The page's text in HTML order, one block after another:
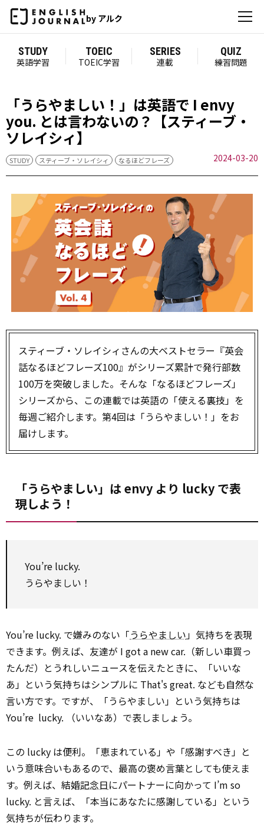
by アルク
STUDY
英語学習
TOEIC
TOEIC学習
SERIES
連載
QUIZ
練習問題
「うらやましい！」は英語で I envy
you. とは言わないの？【スティーブ・
ソレイシィ】
STUDY スティーブ・ソレイシィ なるほどフレーズ 2024-03-20
スティーブ・ソレイシィさんの大ベストセラー『英会
話なるほどフレーズ100』がシリーズ累計で発行部数
100万を突破しました。そんな「なるほどフレーズ」
シリーズから、この連載では英語の「使える裏技」を
毎週ご紹介します。第4回は「うらやましい！」をお
届けします。
「うらやましい」は envy より lucky で表
現しよう！
You’re lucky.
うらやましい！
You’re lucky. で嫌みのない「うらやましい」気持ちを表現
できます。例えば、友達が I got a new car.（新しい車買っ
たんだ）とうれしいニュースを伝えたときに、「いいな
あ」という気持ちはシンプルに That's great. なども自然な
言い方です。ですが、「うらやましい」という気持ちは
You’re lucky. （いいなあ）で表しましょう。
この lucky は便利。「恵まれている」や「感謝すべき」と
いう意味合いもあるので、最高の褒め言葉としても使えま
す。例えば、結婚記念日にパートナーに向かって I’m so
lucky. と言えば、「本当にあなたに感謝している」という
気持ちが伝わります。